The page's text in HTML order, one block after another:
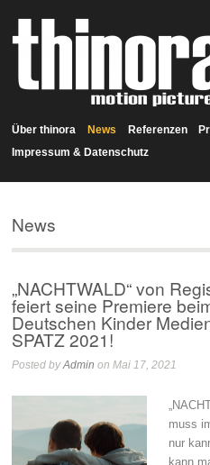
Über thinora News Referenzen
Impressum & Datenschutz
News
„NACHTWALD“ von
feiert seine Premiere
Deutschen Kinder
SPATZ 2021!
Posted byAdmin on Mai 17, 2021
muss
nur
kann